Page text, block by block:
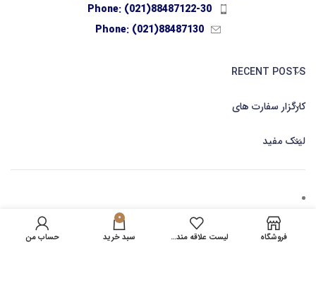
Phone: (021)88487122-30
Phone: (021)88487130
RECENT POSTS
کارگزار سفارت های
لینک مفید
کارگزاری صدور بلیط آنلاین
فروشگاه لیست علاقه مندی ها
0
سبد خرید حساب من